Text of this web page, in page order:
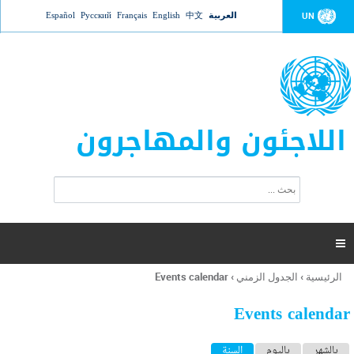
Jump to navigation UN العربية 中文
English
Français
Русский
Español
اللاجئون والمهاجرون
ت
ر
ل
ح
ب

أنت
هنا
الرئيسية › الجدول الزمني ›
Events calendar
Events calendar